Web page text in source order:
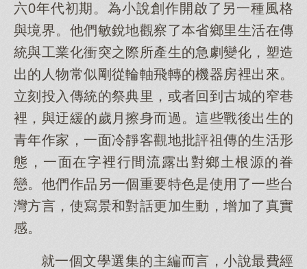
六0年代初期。為小說創作開啟了另一種風格
與境界。他們敏銳地觀察了本省鄉里生活在傳
統與工業化衝突之際所產生的急劇變化，塑造
出的人物常似剛從輪軸飛轉的機器房裡出來。
立刻投入傳統的祭典里，或者回到古城的窄巷
裡，與迂緩的歲月擦身而過。這些戰後出生的
青年作家，一面冷靜客觀地批評祖傳的生活形
態，一面在字裡行間流露出對鄉土根源的眷
戀。他們作品另一個重要特色是使用了一些台
灣方言，使寫景和對話更加生動，增加了真實
感。
就一個文學選集的主編而言，小說最費經